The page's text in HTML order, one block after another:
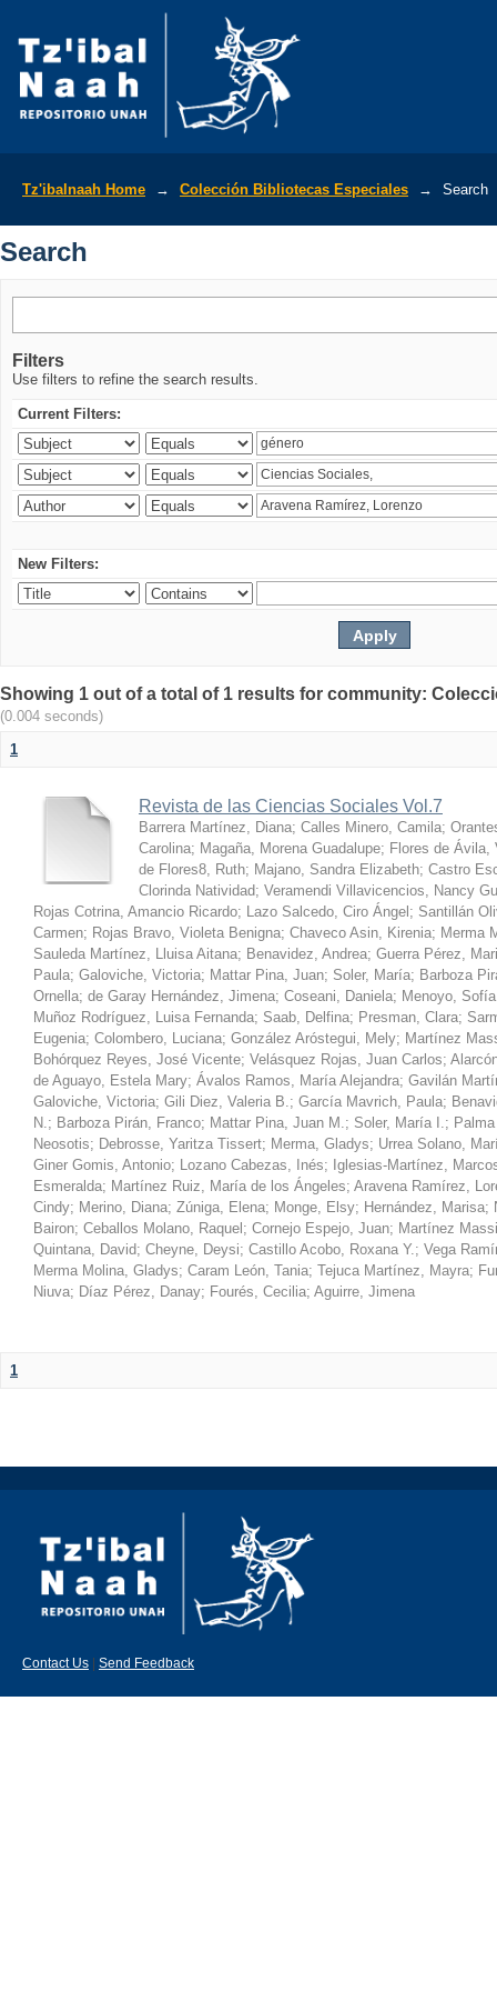
Tz'ibalnaah Home → Colección Bibliotecas Especiales → Search
Search
Filters
Use filters to refine the search results.
Current Filters:
New Filters:
Showing 1 out of a total of 1 results for community:
(0.004 seconds)
1
Revista de las Ciencias Sociales Vol.7
Barrera Martínez, Diana; Calles Minero, Camila;
Carolina; Magaña, Morena Guadalupe; Flores de Ávila,
de Flores8, Ruth; Majano, Sandra Elizabeth; Castro
Clorinda Natividad; Veramendi Villavicencios, Nancy
Rojas Cotrina, Amancio Ricardo; Lazo Salcedo, Ciro Ángel ; Santillán
Carmen; Rojas Bravo, Violeta Benigna; Chaveco Asin, Kirenia; Merma
Sauleda Martínez, Lluisa Aitana; Benavidez, Andrea; Guerra Pérez,
Paula; Galoviche, Victoria; Mattar Pina, Juan; Soler, María; Barboza
Ornella; de Garay Hernández, Jimena; Coseani, Daniela; Menoyo, Sofía
Muñoz Rodríguez, Luisa Fernanda; Saab, Delfina; Presman, Clara;
Eugenia; Colombero, Luciana; González Aróstegui, Mely; Martínez
Bohórquez Reyes, José Vicente; Velásquez Rojas, Juan Carlos;
de Aguayo, Estela Mary; Ávalos Ramos, María Alejandra; Gavilán
Galoviche, Victoria; Gili Diez, Valeria B.; García Mavrich, Paula;
N.; Barboza Pirán, Franco; Mattar Pina, Juan M.; Soler, María I.;
Neosotis; Debrosse, Yaritza Tissert; Merma, Gladys; Urrea Solano,
Giner Gomis, Antonio; Lozano Cabezas, Inés; Iglesias-Martínez,
Esmeralda; Martínez Ruiz, María de los Ángeles; Aravena Ramírez,
Cindy; Merino, Diana; Zúniga, Elena; Monge, Elsy; Hernández, Marisa;
Bairon; Ceballos Molano, Raquel ; Cornejo Espejo, Juan; Martínez
Quintana, David; Cheyne, Deysi; Castillo Acobo, Roxana Y.; Vega
Merma Molina, Gladys; Caram León, Tania; Tejuca Martínez, Mayra;
Niuva; Díaz Pérez, Danay; Fourés, Cecilia; Aguirre, Jimena
1
Contact Us Send Feedback